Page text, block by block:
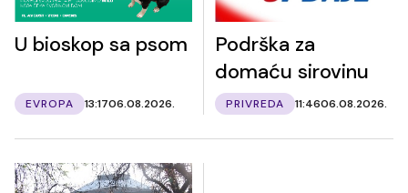
U bioskop sa psom
EVROPA 13:1706.08.2026.
Podrška za
domaću sirovinu
PRIVREDA 11:4606.08.2026.